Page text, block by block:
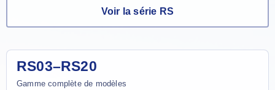
Voir la série RS
RS03–RS20
Gamme complète de modèles